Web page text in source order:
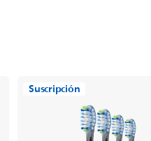
Suscripción